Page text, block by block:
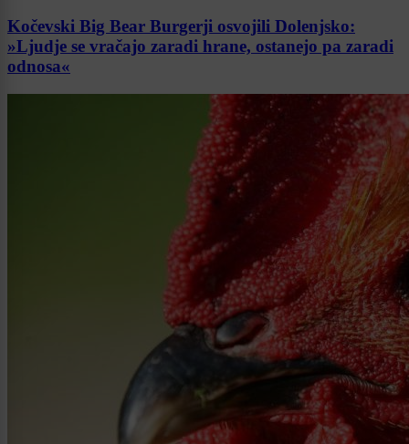
Kočevski Big Bear Burgerji osvojili Dolenjsko:
»Ljudje se vračajo zaradi hrane, ostanejo pa zaradi
odnosa«